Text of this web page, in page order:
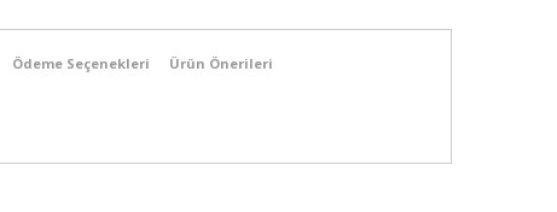
Ödeme Seçenekleri Ürün Önerileri